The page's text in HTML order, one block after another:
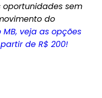
sem
do
veja as opções
de R$ 200!